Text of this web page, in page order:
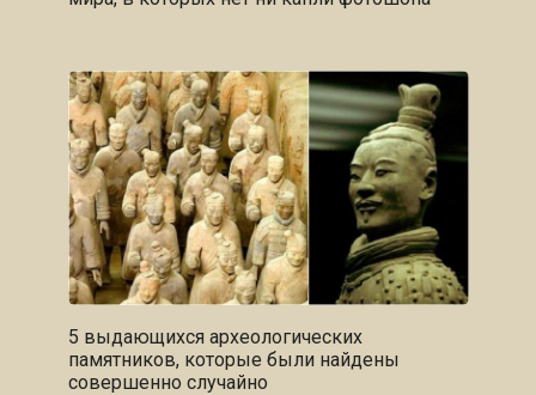
5 выдающихся археологических
памятников, которые были найдены
совершенно случайно